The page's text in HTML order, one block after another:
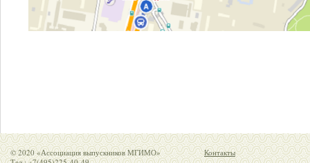
© 2020 «Ассоциация выпускников МГИМО»
Контакты